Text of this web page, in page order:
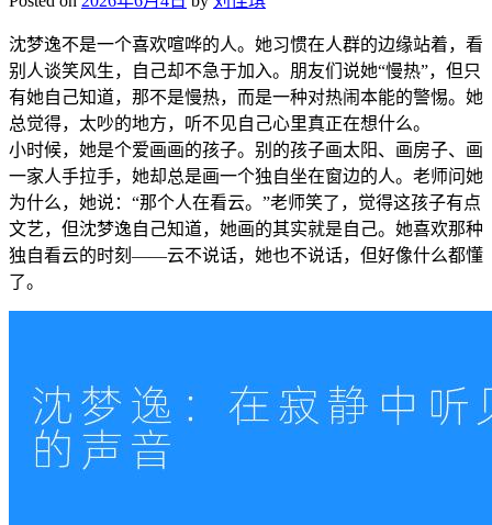
沈梦逸不是一个喜欢喧哗的人。她习惯在人群的边缘站着，看
别人谈笑风生，自己却不急于加入。朋友们说她“慢热”，但只
有她自己知道，那不是慢热，而是一种对热闹本能的警惕。她
总觉得，太吵的地方，听不见自己心里真正在想什么。
小时候，她是个爱画画的孩子。别的孩子画太阳、画房子、画
一家人手拉手，她却总是画一个独自坐在窗边的人。老师问她
为什么，她说：“那个人在看云。”老师笑了，觉得这孩子有点
文艺，但沈梦逸自己知道，她画的其实就是自己。她喜欢那种
独自看云的时刻——云不说话，她也不说话，但好像什么都懂
了。